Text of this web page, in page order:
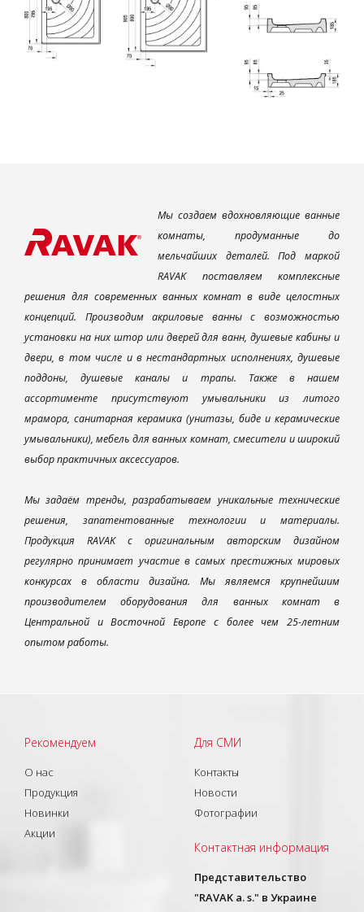
Мы создаем вдохновляющие ванные
комнаты, продуманные до
мельчайших деталей. Под маркой
RAVAK поставляем комплексные
решения для современных ванных комнат в виде целостных
концепций. Производим акриловые ванны с возможностью
установки на них штор или дверей для ванн, душевые кабины и
двери, в том числе и в нестандартных исполнениях, душевые
поддоны, душевые каналы и трапы. Также в нашем
ассортименте присутствуют умывальники из литого
мрамора, санитарная керамика (унитазы, биде и керамические
умывальники), мебель для ванных комнат, смесители и широкий
выбор практичных аксессуаров.
Мы задаём тренды, разрабатываем уникальные технические
решения, запатентованные технологии и материалы.
Продукция RAVAK с оригинальным авторским дизайном
регулярно принимает участие в самых престижных мировых
конкурсах в области дизайна. Мы являемся крупнейшим
производителем оборудования для ванных комнат в
Центральной и Восточной Европе с более чем 25-летним
опытом работы.
Рекомендуем
О нас
Продукция
Новинки
Акции
Для СМИ
Контакты
Новости
Фотографии
Контактная информация
Представительство
"RAVAK a. s." в Украине